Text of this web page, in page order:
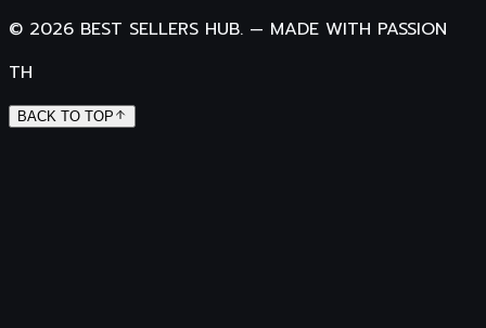
© 2026 BEST SELLERS HUB. — MADE WITH PASSION
TH
BACK TO TOP